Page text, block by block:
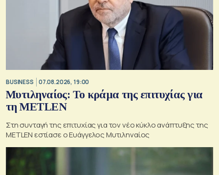
BUSINESS 07.08.2026, 19:00
Μυτιληναίος: Το κράμα της επιτυχίας για
τη METLEN
Στη συνταγή της επιτυχίας για τον νέο κύκλο ανάπτυξης της
METLEN εστίασε ο Ευάγγελος Μυτιληναίος